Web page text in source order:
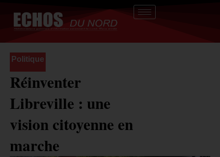
contenu
Politique
Réinventer
Libreville : une
vision citoyenne en
marche